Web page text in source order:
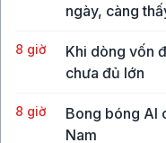
ngày, càng
8 giờ
Khi dòng vốn
chưa đủ lớn
8 giờ
Bong bóng AI
Nam